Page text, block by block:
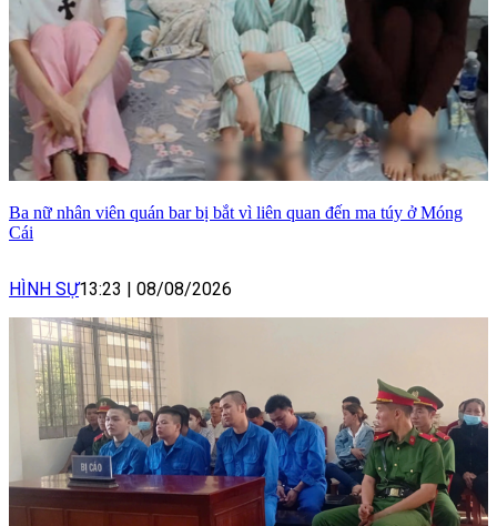
Ba nữ nhân viên quán bar bị bắt vì liên quan đến ma túy ở Móng
Cái
HÌNH SỰ13:23 08/08/2026